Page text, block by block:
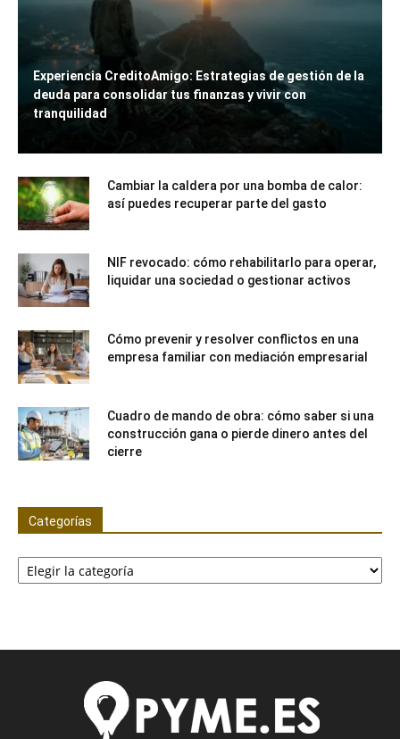
Experiencia CreditoAmigo: Estrategias de gestión de la
deuda para consolidar tus finanzas y vivir con
tranquilidad
Cambiar la caldera por una bomba de calor:
así puedes recuperar parte del gasto
NIF revocado: cómo rehabilitarlo para operar,
liquidar una sociedad o gestionar activos
Cómo prevenir y resolver conflictos en una
empresa familiar con mediación empresarial
Cuadro de mando de obra: cómo saber si una
construcción gana o pierde dinero antes del
cierre
Categorías
Categorías